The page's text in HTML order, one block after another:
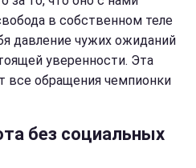
в собственном теле
давление чужих ожиданий
уверенности. Эта
все обращения чемпионки
без социальных